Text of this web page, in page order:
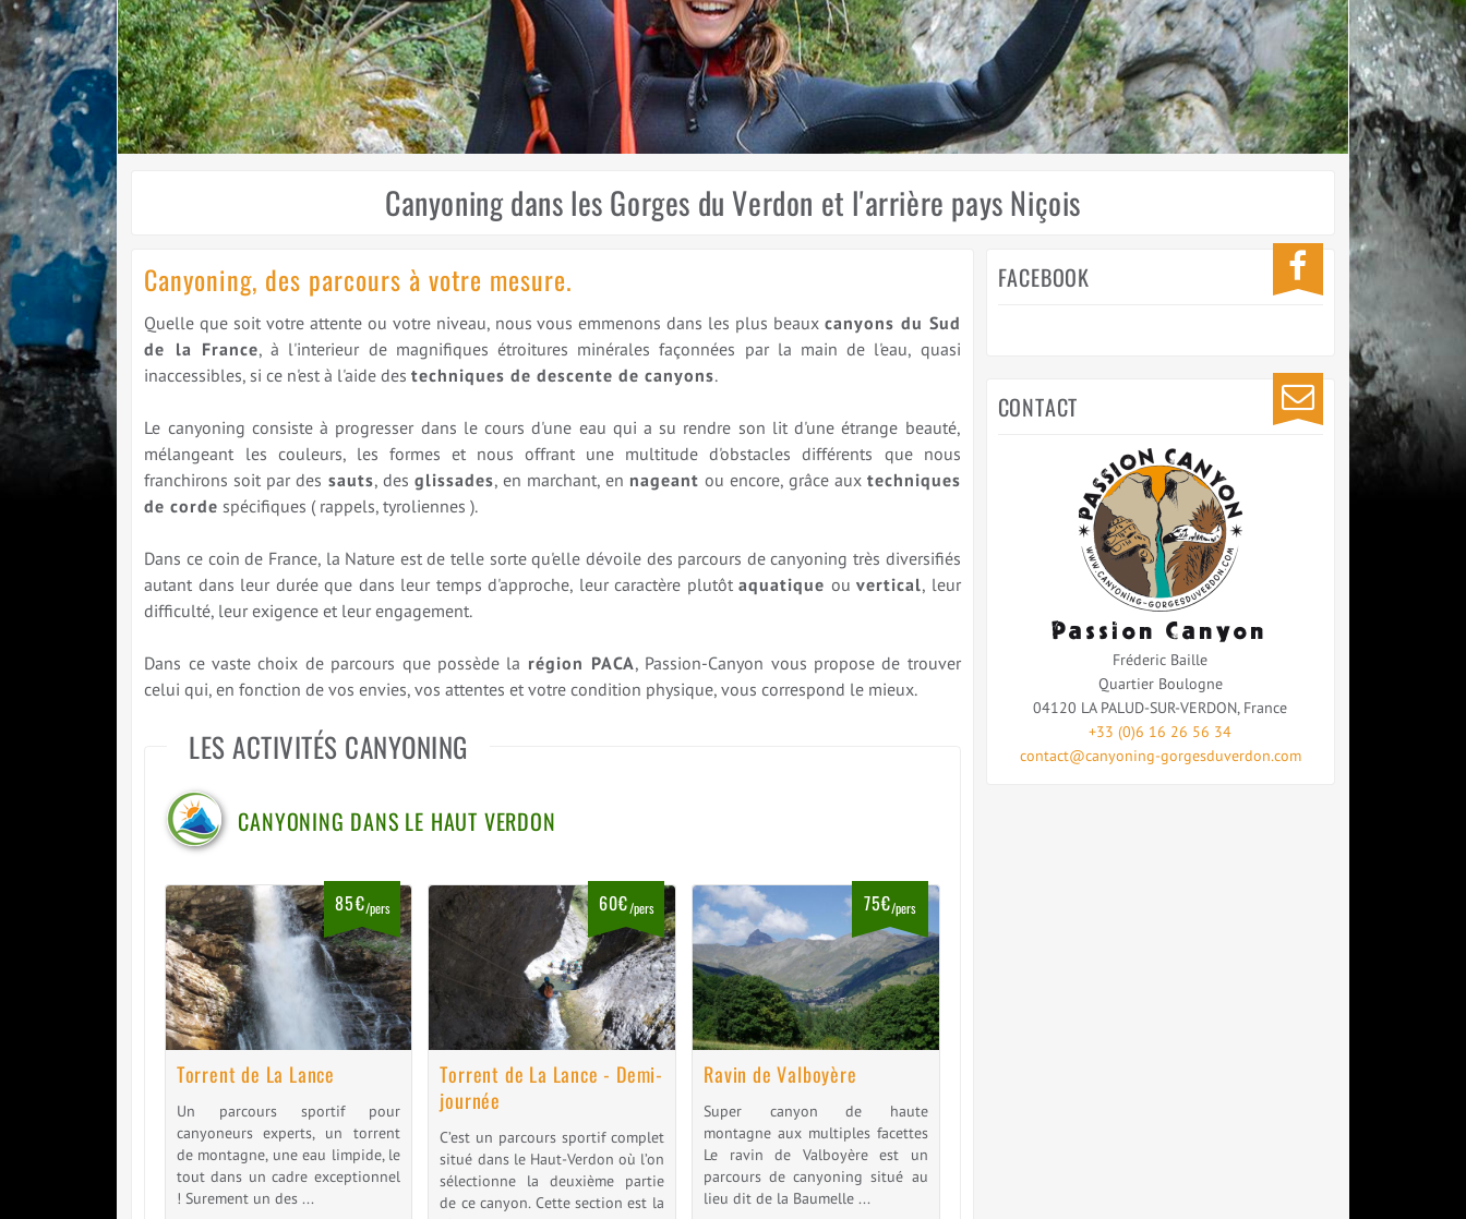
Canyoning dans les Gorges du Verdon et l'arrière pays Niçois
Canyoning, des parcours à votre mesure.
Quelle que soit votre attente ou votre niveau, nous vous emmenons dans les plus beaux canyons du Sud
de la France, à l'interieur de magnifiques étroitures minérales façonnées par la main de l'eau, quasi
inaccessibles, si ce n'est à l'aide destechniques de descente de canyons.
Le canyoning consiste à progresser dans le cours d'une eau qui a su rendre son lit d'une étrange beauté,
mélangeant les couleurs, les formes et nous offrant une multitude d'obstacles différents que nous
franchirons soit par des sauts, des glissades, en marchant, en nageant ou encore, grâce aux techniques
de corde spécifiques ( rappels, tyroliennes ).
Dans ce coin de France, la Nature est de telle sorte qu'elle dévoile des parcours de canyoning très diversifiés
autant dans leur durée que dans leur temps d'approche, leur caractère plutôtaquatique ouvertical, leur
difficulté, leur exigence et leur engagement.
Dans ce vaste choix de parcours que possède la région PACA, Passion-Canyon vous propose de trouver
celui qui, en fonction de vos envies, vos attentes et votre condition physique, vous correspond le mieux.
LES ACTIVITÉS CANYONING
CANYONING DANS LE HAUT VERDON
85€/pers
Torrent de La Lance
Un parcours sportif pour
canyoneurs experts, un torrent
de montagne, une eau limpide, le
tout dans un cadre exceptionnel
! Surement un des ...
60€/pers
Torrent de La Lance - Demi-
journée
C’est un parcours sportif complet
situé dans le Haut-Verdon où l’on
sélectionne la deuxième partie
de ce canyon. Cette section est la
75€/pers
Ravin de Valboyère
Super canyon de haute
montagne aux multiples facettes
Le ravin de Valboyère est un
parcours de canyoning situé au
lieu dit de la Baumelle ...
FACEBOOK
CONTACT
Passion Canyon
Fréderic Baille
Quartier Boulogne
04120 LA PALUD-SUR-VERDON, France
+33 (0)6 16 26 56 34
contact@canyoning-gorgesduverdon.com